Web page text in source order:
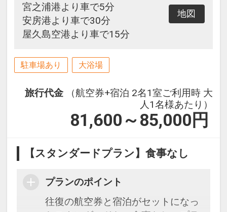
宮之浦港より車で5分
安房港より車で30分
屋久島空港より車で15分
地図
駐車場あり 大浴場
旅行代金
（航空券+宿泊 2名1室ご利用時 大
人1名様あたり）
81,600～85,000 円
【スタンダードプラン】食事なし
プランのポイント
往復の航空券と宿泊がセットになっ